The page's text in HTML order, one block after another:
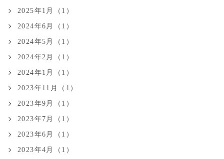
2025年1月（1）
2024年6月（1）
2024年5月（1）
2024年2月（1）
2024年1月（1）
2023年11月（1）
2023年9月（1）
2023年7月（1）
2023年6月（1）
2023年4月（1）